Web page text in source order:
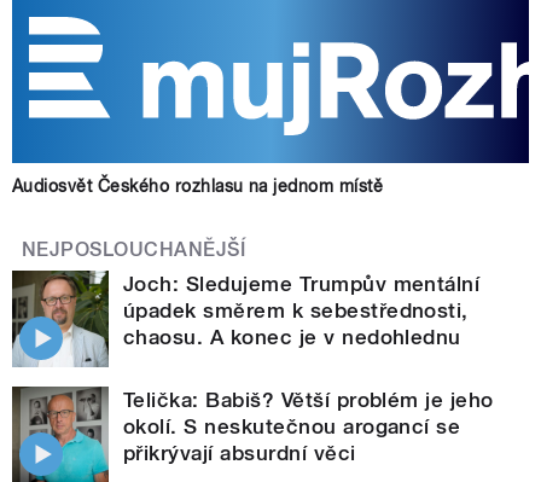
Audiosvět Českého rozhlasu na jednom místě
NEJPOSLOUCHANĚJŠÍ
Joch: Sledujeme Trumpův mentální
úpadek směrem k sebestřednosti,
chaosu. A konec je v nedohlednu
Telička: Babiš? Větší problém je jeho
okolí. S neskutečnou arogancí se
přikrývají absurdní věci